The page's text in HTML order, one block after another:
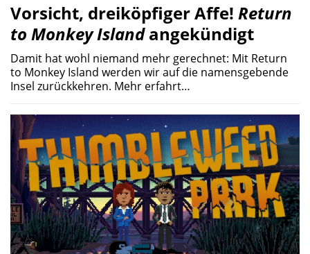
Vorsicht, dreiköpfiger Affe! Return
to Monkey Islandangekündigt
Damit hat wohl niemand mehr gerechnet: Mit Return
to Monkey Island werden wir auf die namensgebende
Insel zurückkehren. Mehr erfahrt…